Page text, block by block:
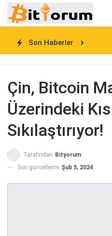
Son Haberler
Çin, Bitcoin
Üzerindeki
Sıkılaştırıyor!
Tarafından Bityorum
Son güncelleme Şub 5, 2024